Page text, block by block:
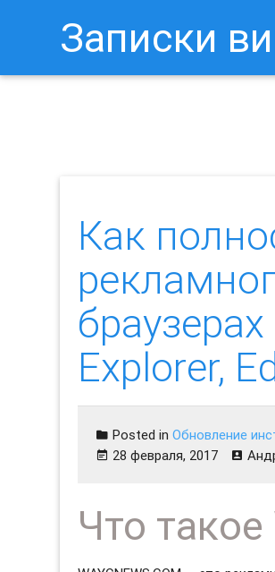
Записки
Как
Explorer,
Posted inОбновление
28 февраля, 2017
Что такое